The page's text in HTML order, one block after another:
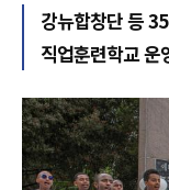
강뉴합창단 등
직업훈련학교 운